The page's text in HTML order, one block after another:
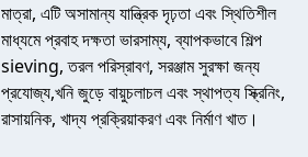
মাত্রা, এটি অসামান্য যান্ত্রিক দৃঢ়তা এবং স্থিতিশীল
মাধ্যমে প্রবাহ দক্ষতা ভারসাম্য, ব্যাপকভাবে শিল্প
sieving, তরল পরিস্রাবণ, সরঞ্জাম সুরক্ষা জন্য
প্রযোজ্য,খনি জুড়ে বায়ুচলাচল এবং স্থাপত্য স্ক্রিনিং,
রাসায়নিক, খাদ্য প্রক্রিয়াকরণ এবং নির্মাণ খাত।